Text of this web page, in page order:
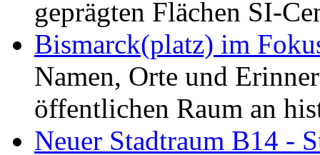
geprägten Flächen SI-
Bismarck(platz) im
Namen, Orte und
öffentlichen Raum an
Neuer Stadtraum B14 -